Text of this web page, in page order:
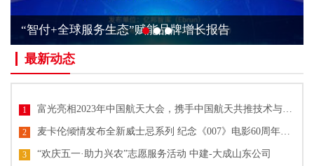
中国科技消费品逐鹿全球舞台
最新动态
1 富光亮相2023年中国航天大会，携手中国航天共推技术与文化创新
2 麦卡伦倾情发布全新威士忌系列 纪念《007》电影60周年单一麦芽威士忌
3 “欢庆五一·助力兴农”志愿服务活动 中建-大成山东公司